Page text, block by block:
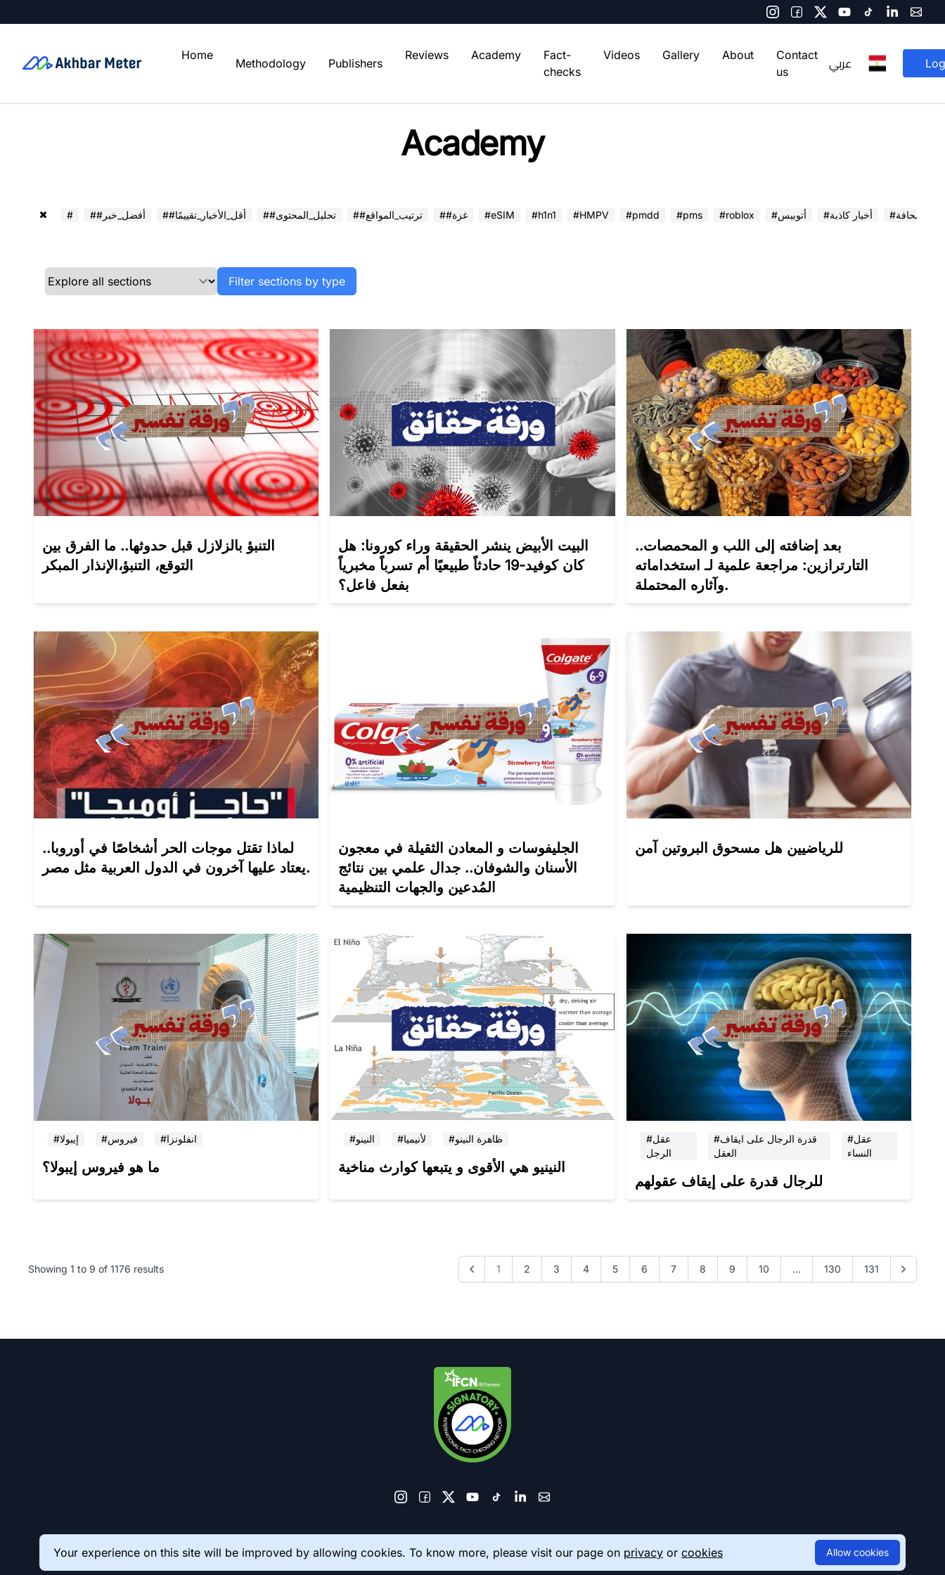
Home
Methodology Publishers
Reviews Academy
Fact-
checks
Videos Gallery About
Contact
us
عربي
Academy
# ##أفضل_خبر ##أقل_الأخبار_تقييمًا ##تحليل_المحتوى ##ترتيب_المواقع ##غزة #eSIM #h1n1 #HMPV #pmdd #pms #roblox #أتوبيس #أخبار كاذبة في الصحافة
Filter sections by type
التنبؤ بالزلازل قبل حدوثها.. ما الفرق بين
التوقع، التنبؤ،الإنذار المبكر
البيت الأبيض ينشر الحقيقة وراء كورونا: هل
كان كوفيد-19 حادثاً طبيعيًا أم تسرباً مخبرياً
بفعل فاعل؟
بعد إضافته إلى اللب و المحمصات..
التارترازين: مراجعة علمية لـ استخداماته
وآثاره المحتملة.
لماذا تقتل موجات الحر أشخاصًا في أوروبا..
يعتاد عليها آخرون في الدول العربية مثل مصر.
الجليفوسات و المعادن الثقيلة في معجون
الأسنان والشوفان.. جدال علمي بين نتائج
المُدعين والجهات التنظيمية
للرياضيين هل مسحوق البروتين آمن
#إيبولا #فيروس #انفلونزا
ما هو فيروس إيبولا؟
#النينو #لأنيميا #ظاهرة النينو
النينيو هي الأقوى و يتبعها كوارث مناخية
#عقل
الرجل
#قدرة الرجال على ايقاف
العقل
#عقل
النساء
للرجال قدرة على إيقاف عقولهم
Showing 1 to 9 of 1176 results 1 2 3 4 5 6 7 8 9 10 ... 130 131
Your experience on this site will be improved by allowing cookies. To know more, please visit our page on privacy or cookies Allow cookies